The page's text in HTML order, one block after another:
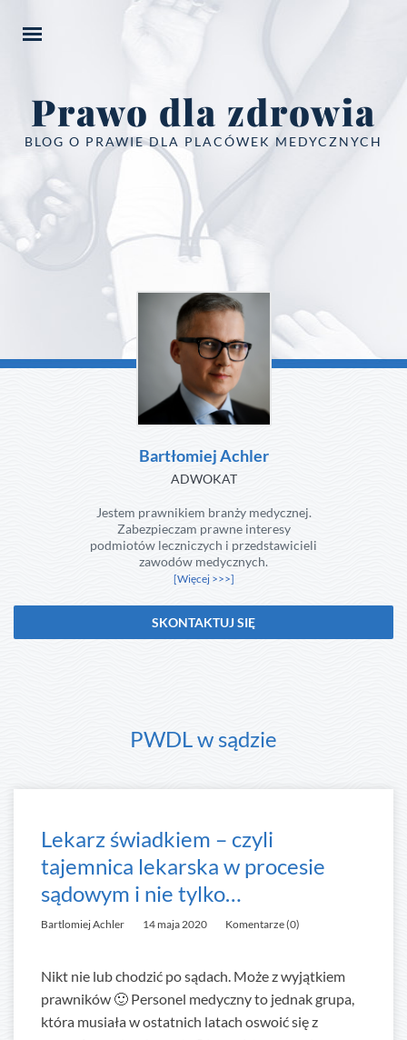
Prawo dla zdrowia
BLOG O PRAWIE DLA PLACÓWEK MEDYCZNYCH
Bartłomiej Achler
ADWOKAT
Jestem prawnikiem branży medycznej.
Zabezpieczam prawne interesy
podmiotów leczniczych i przedstawicieli
zawodów medycznych.
[Więcej >>>]
SKONTAKTUJ SIĘ
PWDL w sądzie
Lekarz świadkiem – czyli
tajemnica lekarska w procesie
sądowym i nie tylko…
Bartlomiej Achler 14 maja 2020 Komentarze (0)
Nikt nie lub chodzić po sądach. Może z wyjątkiem
prawników 🙂 Personel medyczny to jednak grupa,
która musiała w ostatnich latach oswoić się z